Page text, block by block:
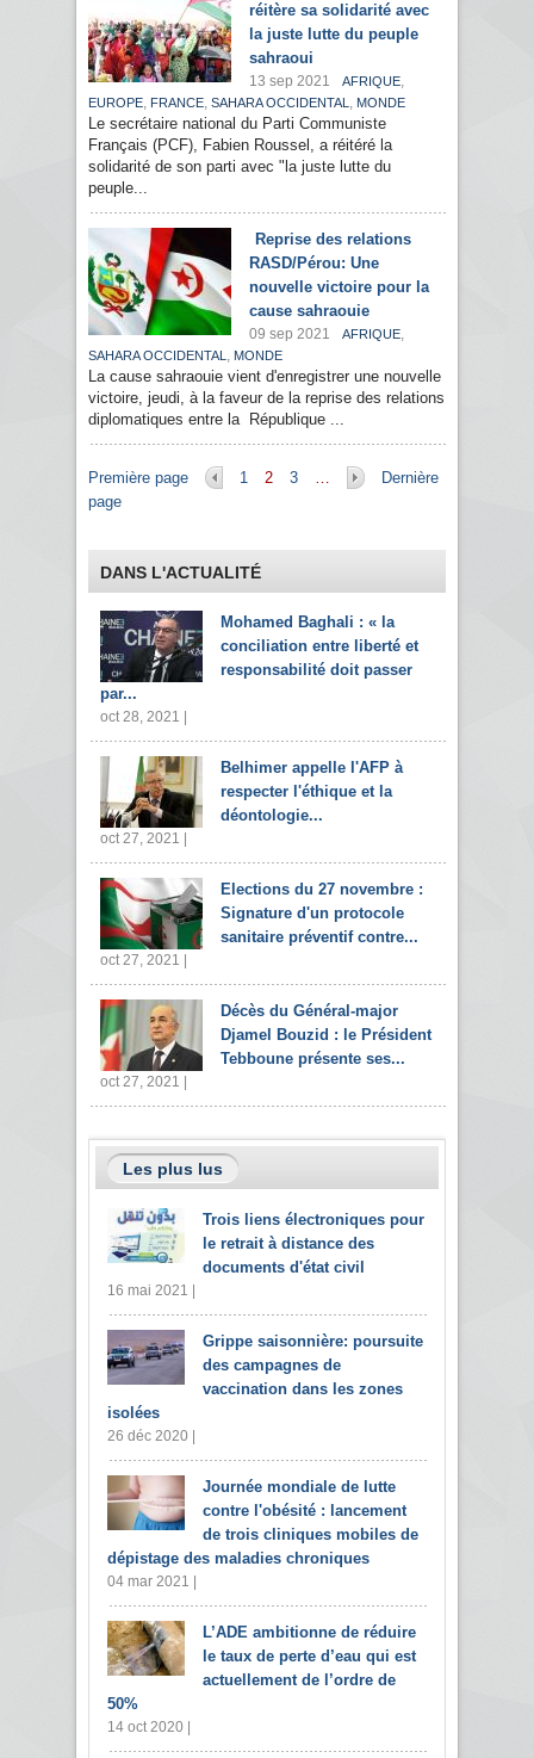
réitère sa solidarité avec
la juste lutte du peuple
sahraoui
13 sep 2021 AFRIQUE,
EUROPE, FRANCE, SAHARA OCCIDENTAL , MONDE
Le secrétaire national du Parti Communiste
Français (PCF), Fabien Roussel, a réitéré la
solidarité de son parti avec "la juste lutte du
peuple...
Reprise des relations
RASD/Pérou: Une
nouvelle victoire pour la
cause sahraouie
09 sep 2021 AFRIQUE,
SAHARA OCCIDENTAL , MONDE
La cause sahraouie vient d'enregistrer une nouvelle
victoire, jeudi, à la faveur de la reprise des relations
diplomatiques entre la République ...
Pages
Première page 1 2 3 …
Dernière
page
DANS L'ACTUALITÉ
Mohamed Baghali : « la
conciliation entre liberté et
responsabilité doit passer
par...
oct 28, 2021 |
Belhimer appelle l'AFP à
respecter l'éthique et la
déontologie...
oct 27, 2021 |
Elections du 27 novembre :
Signature d'un protocole
sanitaire préventif contre...
oct 27, 2021 |
Décès du Général-major
Djamel Bouzid : le Président
Tebboune présente ses...
oct 27, 2021 |
Les plus lus
Trois liens électroniques pour
le retrait à distance des
documents d'état civil
16 mai 2021 |
Grippe saisonnière: poursuite
des campagnes de
vaccination dans les zones
isolées
26 déc 2020 |
Journée mondiale de lutte
contre l'obésité : lancement
de trois cliniques mobiles de
dépistage des maladies chroniques
04 mar 2021 |
L’ADE ambitionne de réduire
le taux de perte d’eau qui est
actuellement de l’ordre de
50%
14 oct 2020 |